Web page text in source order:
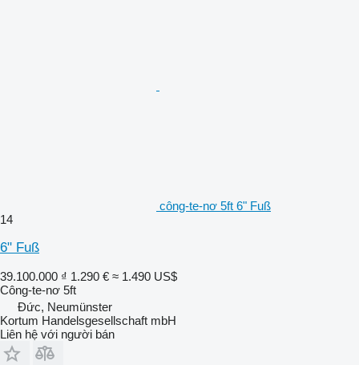
công-te-nơ 5ft 6" Fuß
14
6" Fuß
39.100.000 ₫ 1.290 € ≈ 1.490 US$
Công-te-nơ 5ft
Đức, Neumünster
Kortum Handelsgesellschaft mbH
Liên hệ với người bán